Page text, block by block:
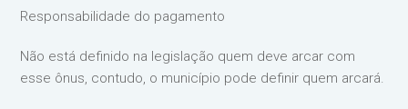
Responsabilidade do pagamento
Não está definido na legislação quem deve arcar com
esse ônus, contudo, o município pode definir quem arcará.